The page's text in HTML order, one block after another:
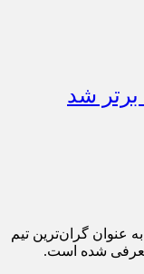
برتر شد
عنوان گران‌ترین تیم
معرفی شده است.